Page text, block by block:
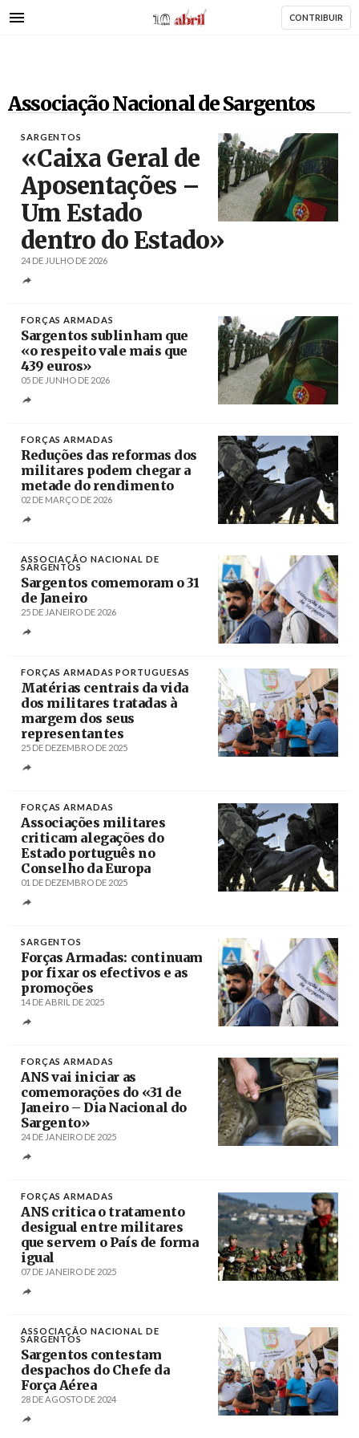
para
AbrilAbril CONTRIBUIR
Associação Nacional de Sargentos
SARGENTOS
«Caixa Geral de
Aposentações –
Um Estado
dentro do Estado»
24 DE JULHO DE 2026
FORÇAS ARMADAS
Sargentos sublinham que
«o respeito vale mais que
439 euros»
05 DE JUNHO DE 2026
FORÇAS ARMADAS
Reduções das reformas dos
militares podem chegar a
metade do rendimento
02 DE MARÇO DE 2026
ASSOCIAÇÃO NACIONAL DE
SARGENTOS
Sargentos comemoram o 31
de Janeiro
25 DE JANEIRO DE 2026
FORÇAS ARMADAS PORTUGUESAS
Matérias centrais da vida
dos militares tratadas à
margem dos seus
representantes
25 DE DEZEMBRO DE 2025
FORÇAS ARMADAS
Associações militares
criticam alegações do
Estado português no
Conselho da Europa
01 DE DEZEMBRO DE 2025
SARGENTOS
Forças Armadas: continuam
por fixar os efectivos e as
promoções
14 DE ABRIL DE 2025
FORÇAS ARMADAS
ANS vai iniciar as
comemorações do «31 de
Janeiro – Dia Nacional do
Sargento»
24 DE JANEIRO DE 2025
FORÇAS ARMADAS
ANS critica o tratamento
desigual entre militares
que servem o País de forma
igual
07 DE JANEIRO DE 2025
ASSOCIAÇÃO NACIONAL DE
SARGENTOS
Sargentos contestam
despachos do Chefe da
Força Aérea
28 DE AGOSTO DE 2024